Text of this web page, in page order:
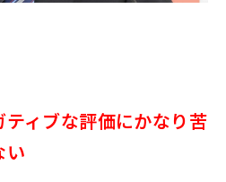
ィブな評価にかなり苦
い